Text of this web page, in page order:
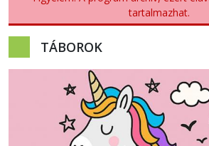
tartalmazhat.
TÁBOROK